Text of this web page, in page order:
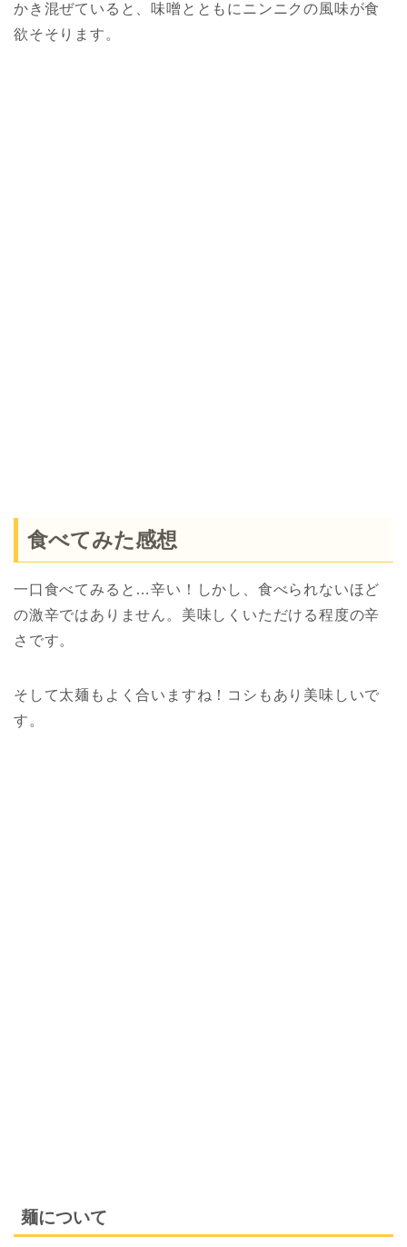
かき混ぜていると、味噌とともにニンニクの風味が食
欲そそります。
食べてみた感想
一口食べてみると…辛い！しかし、食べられないほど
の激辛ではありません。美味しくいただける程度の辛
さです。
そして太麺もよく合いますね！コシもあり美味しいで
す。
麺について